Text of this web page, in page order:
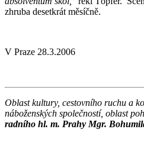
zhruba desetkrát měsíčně.
V Praze 28.3.2006
Oblast kultury, cestovního ruchu a
náboženských společností, oblast
radního hl. m. Prahy Mgr.